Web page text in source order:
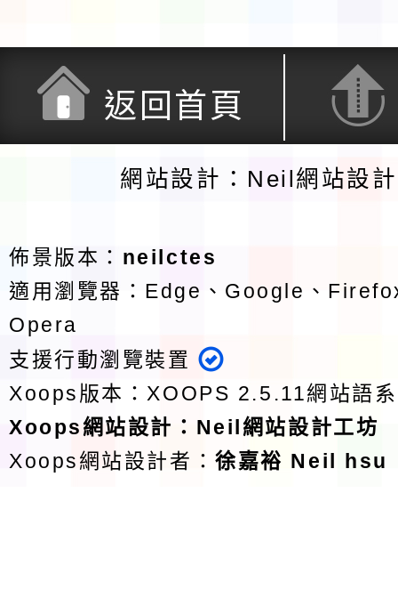
返回首頁
網站設計：Neil網站設
佈景版本： neilctes
適用瀏覽器：Edge、Google、
Opera
支援行動瀏覽裝置
Xoops版本： XOOPS 2.5.11網站語
Xoops網站設計 ： Neil網站設計工坊
Xoops網站設計者：徐嘉裕 Neil hsu